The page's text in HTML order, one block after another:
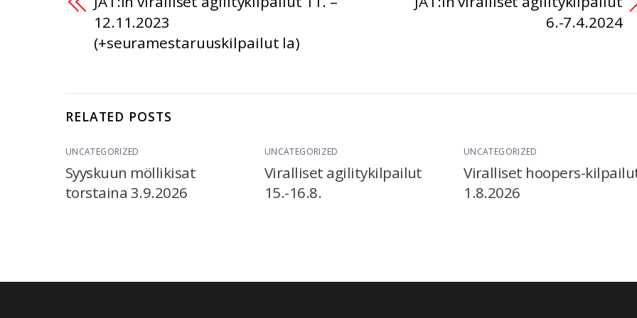
12.11.2023
(+seuramestaruuskilpailut la)
6.-7.4.2024
RELATED POSTS
UNCATEGORIZED
Syyskuun möllikisat
torstaina 3.9.2026
UNCATEGORIZED
Viralliset agilitykilpailut
15.-16.8.
UNCATEGORIZED
Viralliset hoopers-
1.8.2026